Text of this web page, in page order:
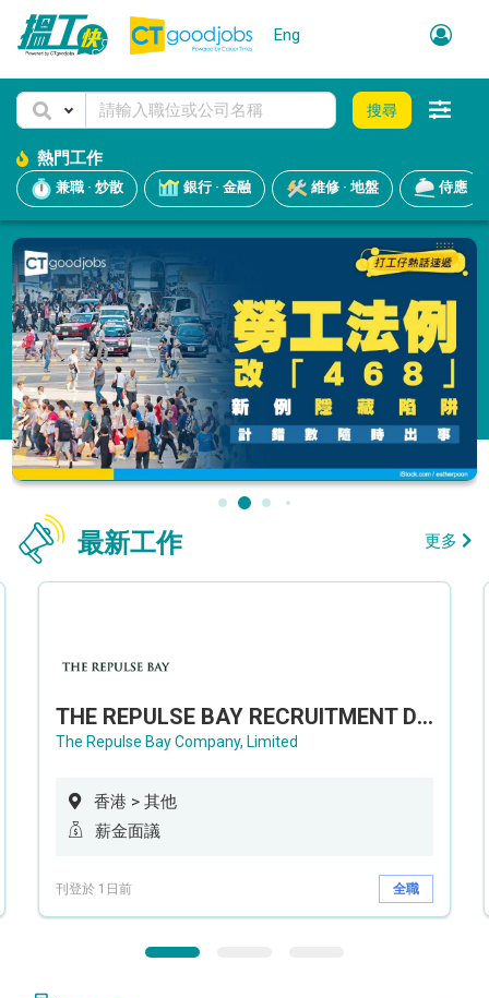
Eng
搜尋
熱門工作
兼職 · 炒散 銀行 · 金融 維修 · 地盤 侍應
最新工作 更多
THE REPULSE BAY RECRUITMENT DAY 淺水灣影灣園人才招聘會
The Repulse Bay Company, Limited
香港 > 其他
薪金面議
刊登於 1日前 全職